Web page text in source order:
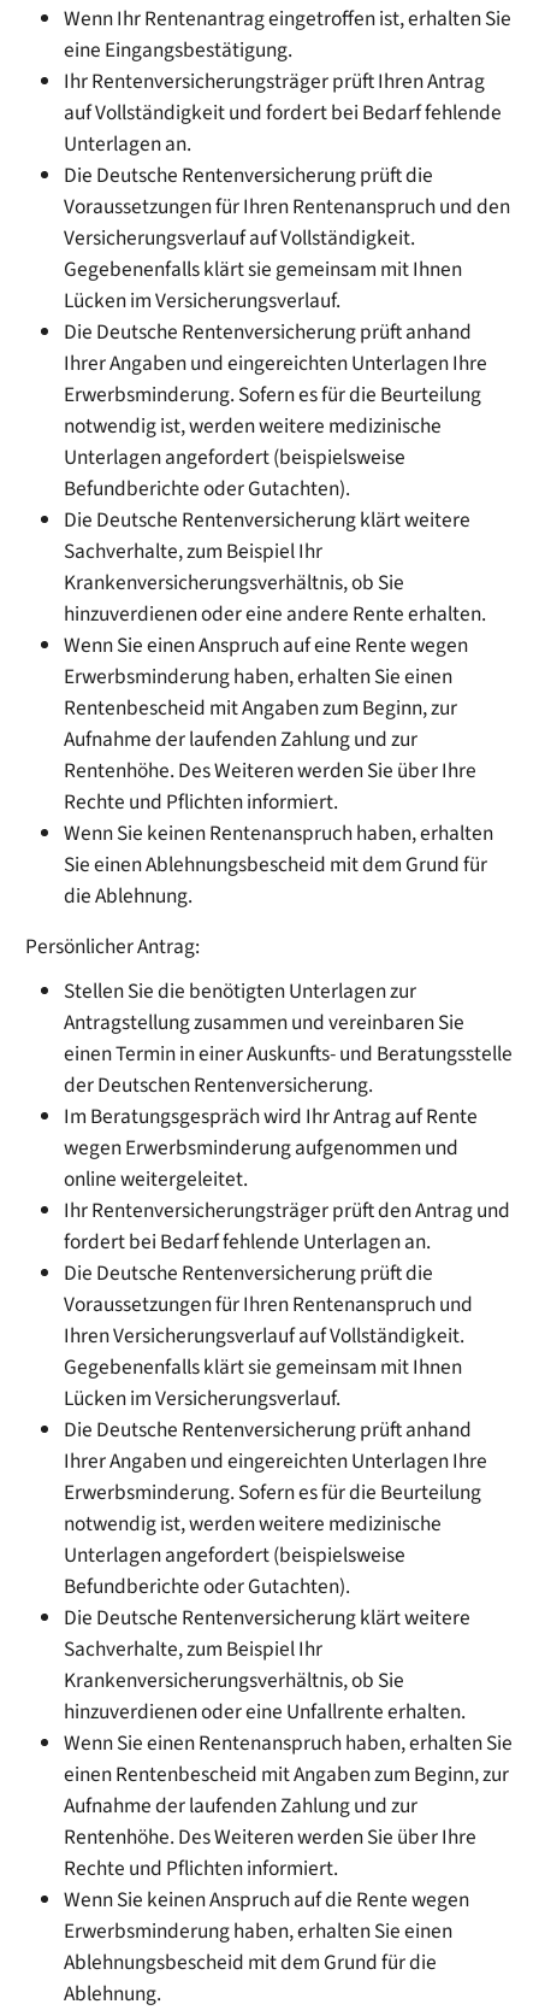
Wenn Ihr Rentenantrag eingetroffen ist, erhalten Sie
eine Eingangsbestätigung.
Ihr Rentenversicherungsträger prüft Ihren Antrag
auf Vollständigkeit und fordert bei Bedarf fehlende
Unterlagen an.
Die Deutsche Rentenversicherung prüft die
Voraussetzungen für Ihren Rentenanspruch und den
Versicherungsverlauf auf Vollständigkeit.
Gegebenenfalls klärt sie gemeinsam mit Ihnen
Lücken im Versicherungsverlauf.
Die Deutsche Rentenversicherung prüft anhand
Ihrer Angaben und eingereichten Unterlagen Ihre
Erwerbsminderung. Sofern es für die Beurteilung
notwendig ist, werden weitere medizinische
Unterlagen angefordert (beispielsweise
Befundberichte oder Gutachten).
Die Deutsche Rentenversicherung klärt weitere
Sachverhalte, zum Beispiel Ihr
Krankenversicherungsverhältnis, ob Sie
hinzuverdienen oder eine andere Rente erhalten.
Wenn Sie einen Anspruch auf eine Rente wegen
Erwerbsminderung haben, erhalten Sie einen
Rentenbescheid mit Angaben zum Beginn, zur
Aufnahme der laufenden Zahlung und zur
Rentenhöhe. Des Weiteren werden Sie über Ihre
Rechte und Pflichten informiert.
Wenn Sie keinen Rentenanspruch haben, erhalten
Sie einen Ablehnungsbescheid mit dem Grund für
die Ablehnung.
Persönlicher Antrag:
Stellen Sie die benötigten Unterlagen zur
Antragstellung zusammen und vereinbaren Sie
einen Termin in einer Auskunfts- und Beratungsstelle
der Deutschen Rentenversicherung.
Im Beratungsgespräch wird Ihr Antrag auf Rente
wegen Erwerbsminderung aufgenommen und
online weitergeleitet.
Ihr Rentenversicherungsträger prüft den Antrag und
fordert bei Bedarf fehlende Unterlagen an.
Die Deutsche Rentenversicherung prüft die
Voraussetzungen für Ihren Rentenanspruch und
Ihren Versicherungsverlauf auf Vollständigkeit.
Gegebenenfalls klärt sie gemeinsam mit Ihnen
Lücken im Versicherungsverlauf.
Die Deutsche Rentenversicherung prüft anhand
Ihrer Angaben und eingereichten Unterlagen Ihre
Erwerbsminderung. Sofern es für die Beurteilung
notwendig ist, werden weitere medizinische
Unterlagen angefordert (beispielsweise
Befundberichte oder Gutachten).
Die Deutsche Rentenversicherung klärt weitere
Sachverhalte, zum Beispiel Ihr
Krankenversicherungsverhältnis, ob Sie
hinzuverdienen oder eine Unfallrente erhalten.
Wenn Sie einen Rentenanspruch haben, erhalten Sie
einen Rentenbescheid mit Angaben zum Beginn, zur
Aufnahme der laufenden Zahlung und zur
Rentenhöhe. Des Weiteren werden Sie über Ihre
Rechte und Pflichten informiert.
Wenn Sie keinen Anspruch auf die Rente wegen
Erwerbsminderung haben, erhalten Sie einen
Ablehnungsbescheid mit dem Grund für die
Ablehnung.